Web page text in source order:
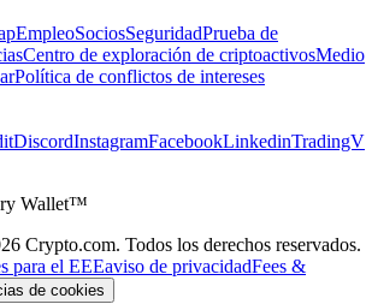
EmpleoSociosSeguridadPrueba de
Centro de exploración de criptoactivosMedio
Política de conflictos de intereses
DiscordInstagramFacebookLinkedinTradingV
Wallet™
Crypto.com. Todos los derechos reservados.
para el EEEaviso de privacidadFees &
de cookies